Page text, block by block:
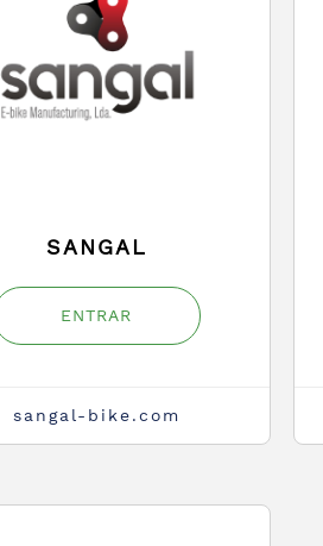
SANGAL
ENTRAR
sangal-bike.com